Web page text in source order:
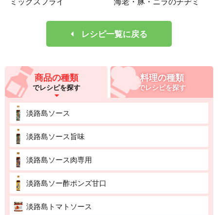
レシピ一覧に戻る
商品の種類
でレシピを探す
料理の種類
でレシピを探す
淡路島ソース
淡路島ソース旨味
淡路島ソース肉専用
淡路島ソー酢ポンズ甘口
淡路島トマトソース